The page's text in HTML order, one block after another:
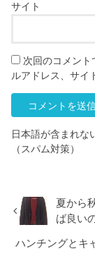
サイト
次回のコメン
ルアドレス、サイ
日本語が含まれな
（スパム対策）
夏から
ば良い
ハンチングとキ